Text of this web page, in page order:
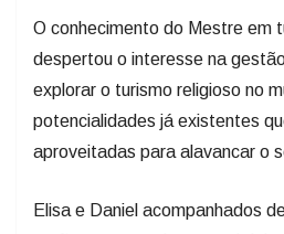
O conhecimento do Mestre em
despertou o interesse na
explorar o turismo religioso no
potencialidades já existentes
aproveitadas para alavancar o
Elisa e Daniel acompanhados